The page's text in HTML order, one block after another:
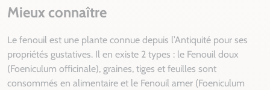
Mieux connaître
Le fenouil est une plante connue depuis l’Antiquité pour ses
propriétés gustatives. Il en existe 2 types : le Fenouil doux
(Foeniculum officinale), graines, tiges et feuilles sont
consommés en alimentaire et le Fenouil amer (Foeniculum